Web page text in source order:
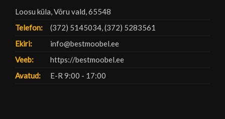
Loosu küla, Võru vald, 65548
Telefon:
(372) 5145034, (372) 5283561
Ekiri:
info@bestmoobel.ee
Veeb:
https://bestmoobel.ee
Avatud:
E-R 9:00 - 17:00